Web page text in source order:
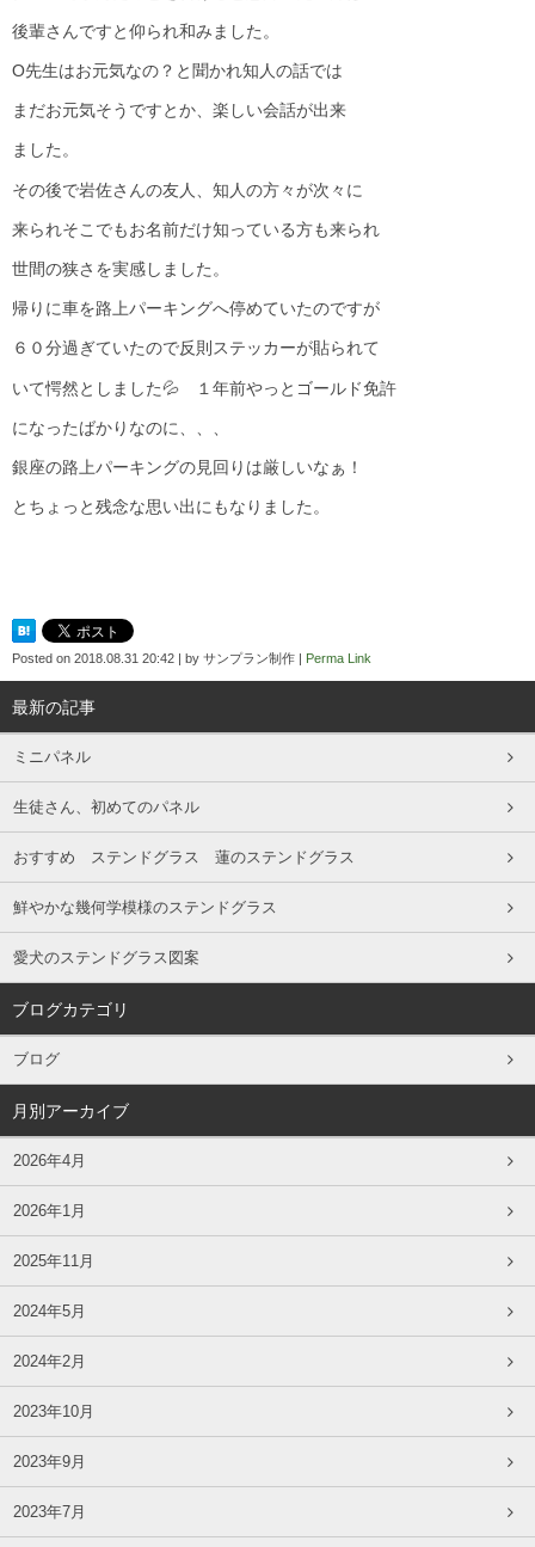
後輩さんですと仰られ和みました。
O先生はお元気なの？と聞かれ知人の話では
まだお元気そうですとか、楽しい会話が出来
ました。
その後で岩佐さんの友人、知人の方々が次々に
来られそこでもお名前だけ知っている方も来られ
世間の狭さを実感しました。
帰りに車を路上パーキングへ停めていたのですが
６０分過ぎていたので反則ステッカーが貼られて
いて愕然としました💦 １年前やっとゴールド免許
になったばかりなのに、、、
銀座の路上パーキングの見回りは厳しいなぁ！
とちょっと残念な思い出にもなりました。
Posted on 2018.08.31 20:42 by サンプラン制作 Perma Link
最新の記事
ミニパネル
生徒さん、初めてのパネル
おすすめ ステンドグラス 蓮のステンドグラス
鮮やかな幾何学模様のステンドグラス
愛犬のステンドグラス図案
ブログカテゴリ
ブログ
月別アーカイブ
2026年4月
2026年1月
2025年11月
2024年5月
2024年2月
2023年10月
2023年9月
2023年7月